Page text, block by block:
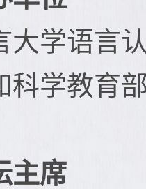
大学语言
科学教育
主席